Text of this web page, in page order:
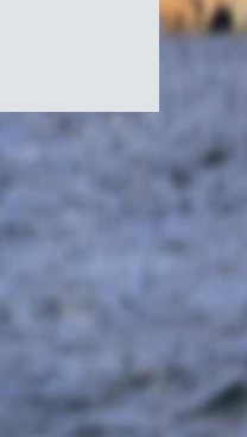
Symbole
Canada